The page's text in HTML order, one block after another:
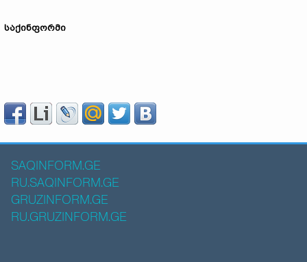
საქინფორმი
SAQINFORM.GE
RU.SAQINFORM.GE
GRUZINFORM.GE
RU.GRUZINFORM.GE